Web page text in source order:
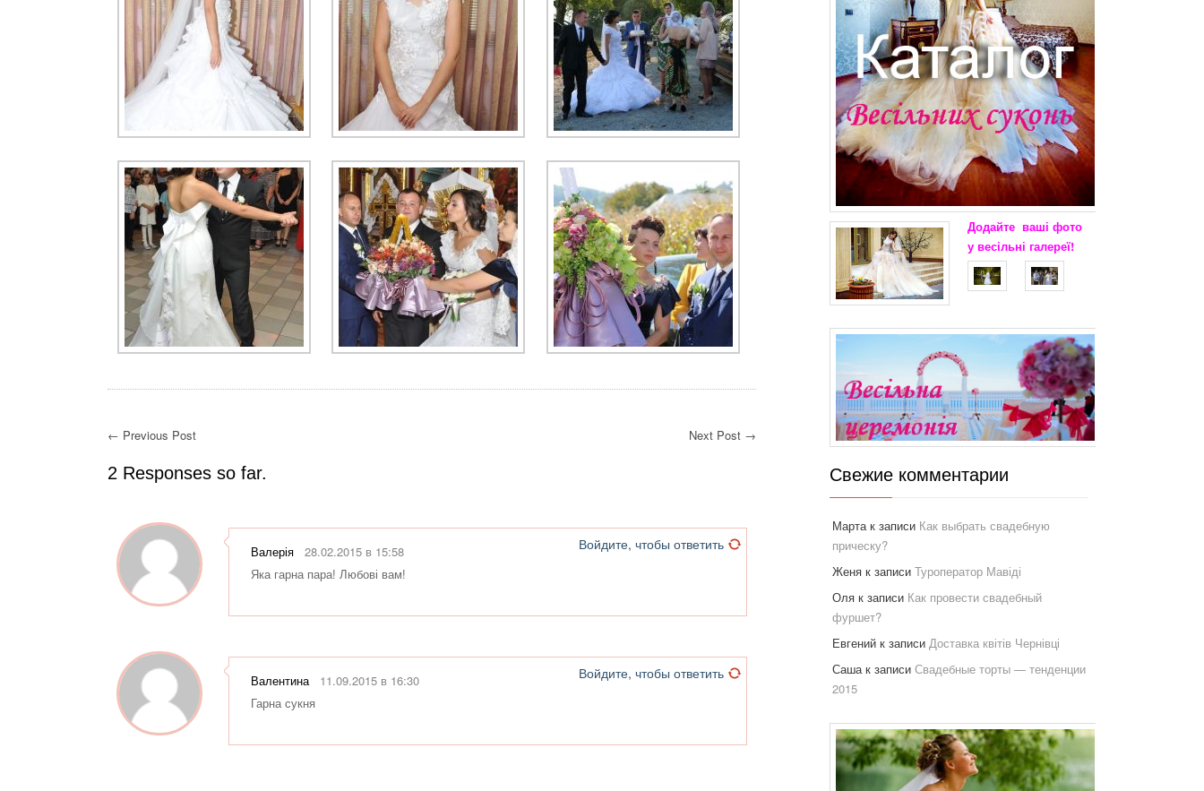
← Previous Post Next Post →
2 Responses so far.
Валерія
28.02.2015 в 15:58
Яка гарна пара! Любові вам!
Войдите, чтобы ответить
Валентина
11.09.2015 в 16:30
Гарна сукня
Войдите, чтобы ответить
Додайте ваші фото
у весільні галереї!
Свежие комментарии
Мартак записи Как выбрать свадебную
прическу?
Женя к записиТуроператор Мавіді
Оля к записи Как провести свадебный
фуршет?
Евгений к записиДоставка квітів Чернівці
Сашак записиСвадебные торты — тенденции
2015